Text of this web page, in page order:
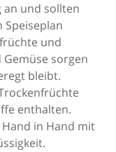
an und sollten
und
sorgen
bleibt.
enthalten.
in Hand mit